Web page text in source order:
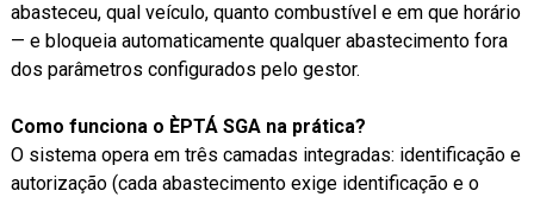
abasteceu, qual veículo, quanto combustível e em que horário
— e bloqueia automaticamente qualquer abastecimento fora
dos parâmetros configurados pelo gestor.
Como funciona o ÈPTÁ SGA na prática?
O sistema opera em três camadas integradas: identificação e
autorização (cada abastecimento exige identificação e o